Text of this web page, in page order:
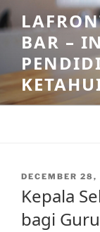
Skip
to
contentBAR –
POSTED
DECEMBER
Kepala
bagi